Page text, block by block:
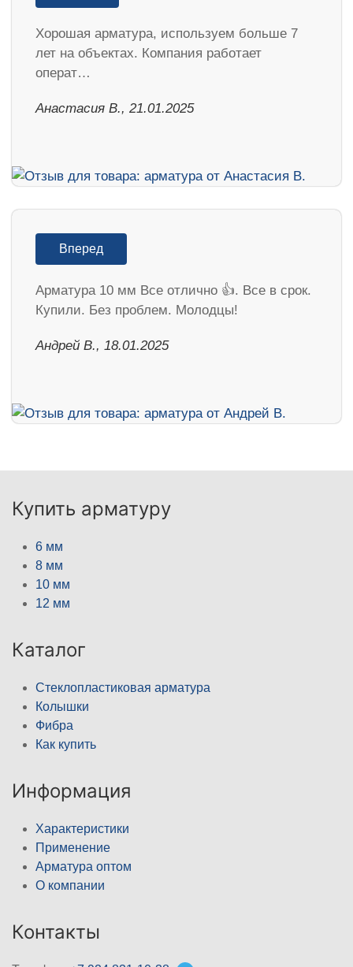
Хорошая арматура, используем больше 7
лет на объектах. Компания работает
операт…
Анастасия В., 21.01.2025
Вперед
Арматура 10 мм Все отлично 👍. Все в срок.
Купили. Без проблем. Молодцы!
Андрей В., 18.01.2025
Купить арматуру
6 мм
8 мм
10 мм
12 мм
Каталог
Стеклопластиковая арматура
Колышки
Фибра
Как купить
Информация
Характеристики
Применение
Арматура оптом
О компании
Контакты